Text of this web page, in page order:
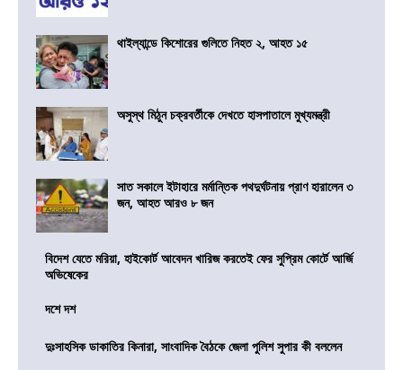
থাইল্যান্ডে কিশোরের গুলিতে নিহত ২, আহত ১৫
অসুস্থ মিঠুন চক্রবর্তীকে দেখতে হাসপাতালে মুখ্যমন্ত্রী
সাত সকালে ইটাহারে মর্মান্তিক পথদুর্ঘটনায় প্রাণ হারালেন ৩
জন, আহত আরও ৮ জন
বিদেশ যেতে মরিয়া, হাইকোর্ট আবেদন খারিজ করতেই ফের সুপ্রিম কোর্টে আর্জি
অভিষেকের
দশে দশ
দুঃসাহসিক ডাকাতির কিনারা, সাংবাদিক বৈঠকে জেলা পুলিশ সুপার কী বললেন